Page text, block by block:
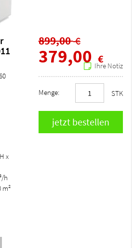
x
h
m²
899,00€
379,00 €
Ihre Notiz
Menge: STK